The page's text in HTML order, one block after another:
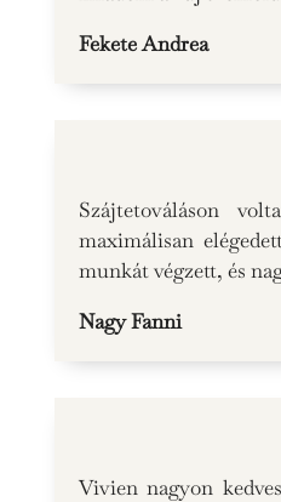
Fekete Andrea
Szájtetováláson
maximálisan
munkát végzett, és
Nagy Fanni
Vivien nagyon